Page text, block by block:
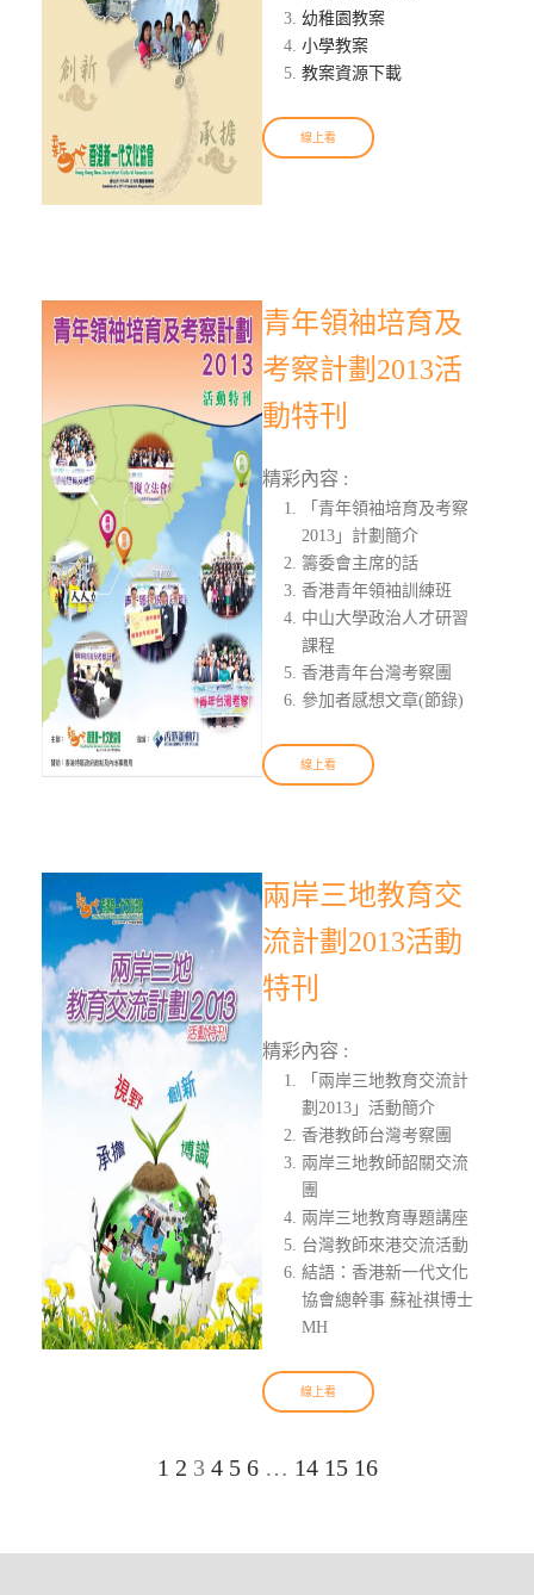
幼稚園教案
小學教案
教案資源下載
線上看
青年領袖培育及
考察計劃2013活
動特刊
精彩內容 :
「青年領袖培育及考察
2013」計劃簡介
籌委會主席的話
香港青年領袖訓練班
中山大學政治人才研習
課程
香港青年台灣考察團
參加者感想文章(節錄)
線上看
兩岸三地教育交
流計劃2013活動
特刊
精彩內容 :
「兩岸三地教育交流計
劃2013」活動簡介
香港教師台灣考察團
兩岸三地教師韶關交流
團
兩岸三地教育專題講座
台灣教師來港交流活動
結語：香港新一代文化
協會總幹事 蘇祉祺博士
MH
線上看
1 2 3 4 5 6 … 14 15 16